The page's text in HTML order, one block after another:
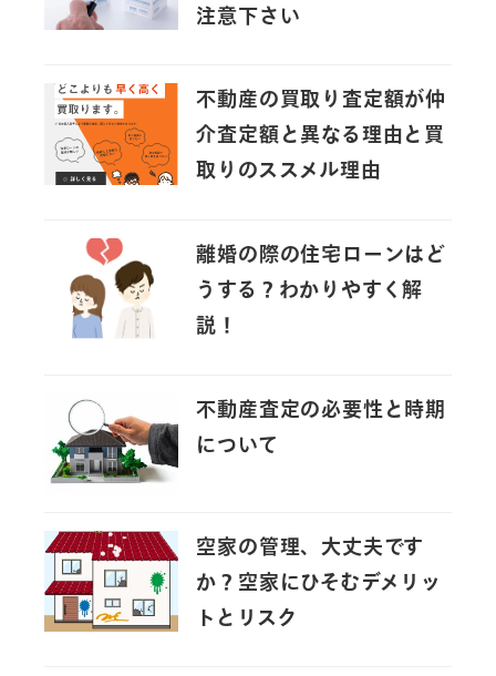
注意下さい
不動産の買取り査定額が仲
介査定額と異なる理由と買
取りのススメル理由
離婚の際の住宅ローンはど
うする？わかりやすく解
説！
不動産査定の必要性と時期
について
空家の管理、大丈夫です
か？空家にひそむデメリッ
トとリスク